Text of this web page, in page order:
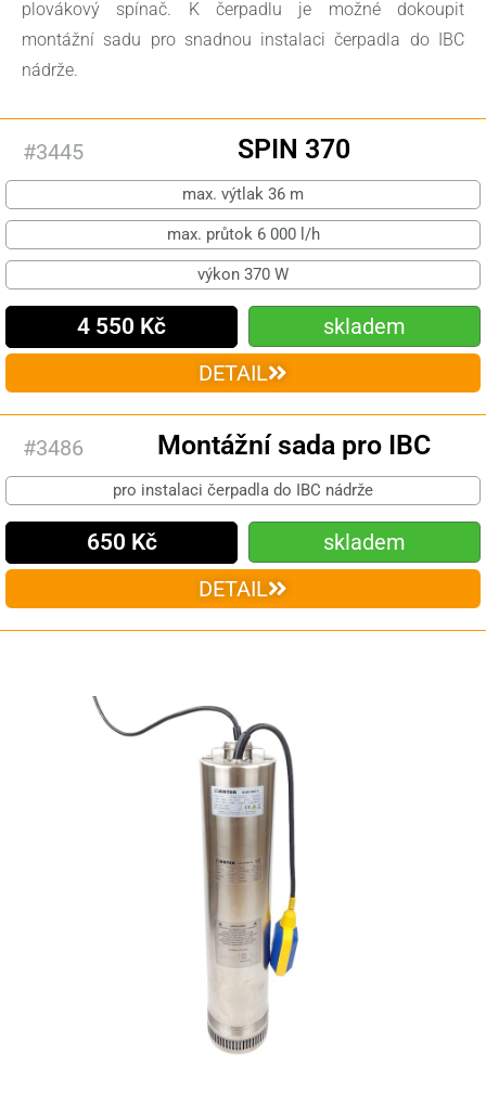
plovákový spínač. K čerpadlu je možné dokoupit
montážní sadu pro snadnou instalaci čerpadla do IBC
nádrže.
#3445 SPIN 370
max. výtlak 36 m
max. průtok 6 000 l/h
výkon 370 W
4 550 Kč
skladem
DETAIL
#3486 Montážní sada pro IBC
pro instalaci čerpadla do IBC nádrže
650 Kč
skladem
DETAIL